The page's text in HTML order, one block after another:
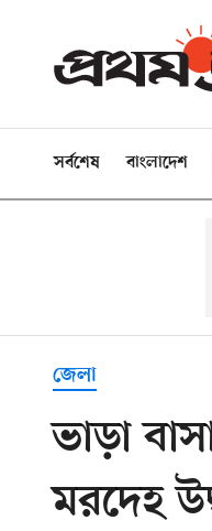
সর্বশেষ বাংলাদেশ
জেলা
ভাড়া
মরদেহ